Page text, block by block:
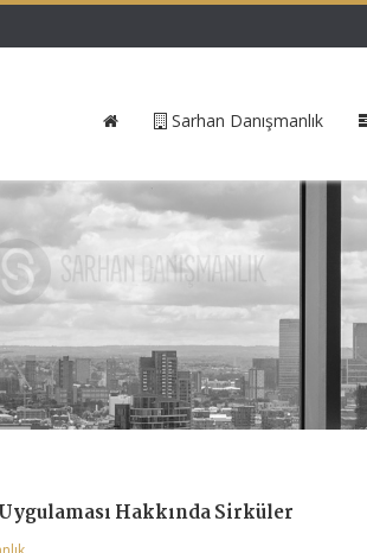
Sarhan Danışmanlık
Hakkında Sirküler